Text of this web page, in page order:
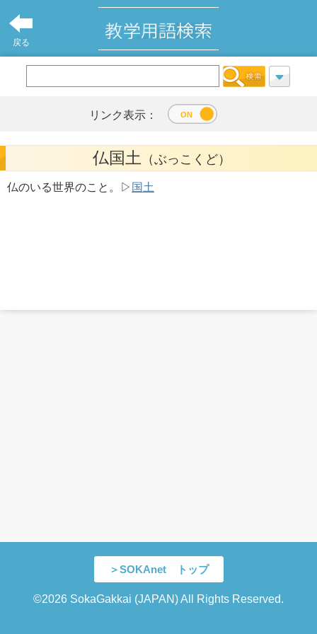
戻る
リンク表示：
仏国土 （ぶっこくど）
仏のいる世界のこと。▷ 国土
＞SOKAnet トップ
©2026 SokaGakkai (JAPAN) All Rights Reserved.